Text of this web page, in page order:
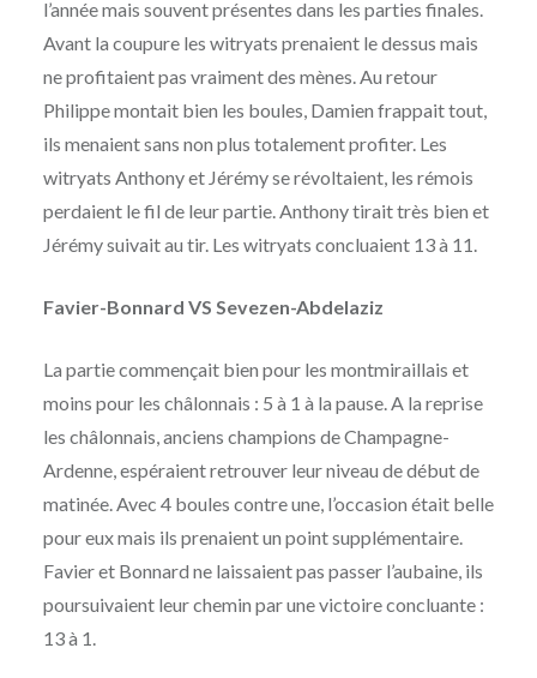
l’année mais souvent présentes dans les parties finales.
Avant la coupure les witryats prenaient le dessus mais
ne profitaient pas vraiment des mènes. Au retour
Philippe montait bien les boules, Damien frappait tout,
ils menaient sans non plus totalement profiter. Les
witryats Anthony et Jérémy se révoltaient, les rémois
perdaient le fil de leur partie. Anthony tirait très bien et
Jérémy suivait au tir. Les witryats concluaient 13 à 11.
Favier-Bonnard VS Sevezen-Abdelaziz
La partie commençait bien pour les montmiraillais et
moins pour les châlonnais : 5 à 1 à la pause. A la reprise
les châlonnais, anciens champions de Champagne-
Ardenne, espéraient retrouver leur niveau de début de
matinée. Avec 4 boules contre une, l’occasion était belle
pour eux mais ils prenaient un point supplémentaire.
Favier et Bonnard ne laissaient pas passer l’aubaine, ils
poursuivaient leur chemin par une victoire concluante :
13 à 1.